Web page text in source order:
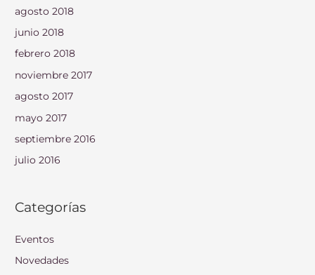
agosto 2018
junio 2018
febrero 2018
noviembre 2017
agosto 2017
mayo 2017
septiembre 2016
julio 2016
Categorías
Eventos
Novedades